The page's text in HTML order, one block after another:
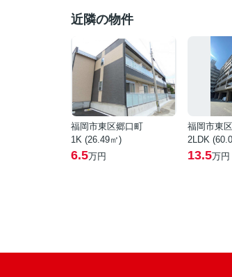
近隣の物件
福岡市東区郷口町
1K (26.49㎡)
6.5万円
福岡市東
2LDK
13.5万円